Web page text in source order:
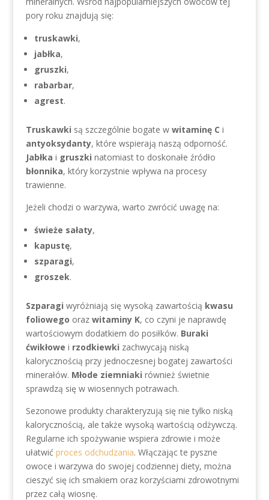
pory roku znajdują się:
truskawki,
jabłka,
gruszki,
rabarbar,
agrest.
Truskawki są szczególnie bogate w witaminę C i
antyoksydanty, które wspierają naszą odporność.
Jabłka i gruszki natomiast to doskonałe źródło
błonnika, który korzystnie wpływa na procesy
trawienne.
Jeżeli chodzi o warzywa, warto zwrócić uwagę na:
świeże sałaty,
kapustę,
szparagi,
groszek.
Szparagi wyróżniają się wysoką zawartością kwasu
foliowego oraz witaminy K, co czyni je naprawdę
wartościowym dodatkiem do posiłków. Buraki
ćwikłowe i rzodkiewki zachwycają niską
kalorycznością przy jednoczesnej bogatej zawartości
minerałów. Młode ziemniaki również świetnie
sprawdzą się w wiosennych potrawach.
Sezonowe produkty charakteryzują się nie tylko niską
kalorycznością, ale także wysoką wartością odżywczą.
Regularne ich spożywanie wspiera zdrowie i może
ułatwić proces odchudzania. Włączając te pyszne
owoce i warzywa do swojej codziennej diety, można
cieszyć się ich smakiem oraz korzyściami zdrowotnymi
przez całą wiosnę.